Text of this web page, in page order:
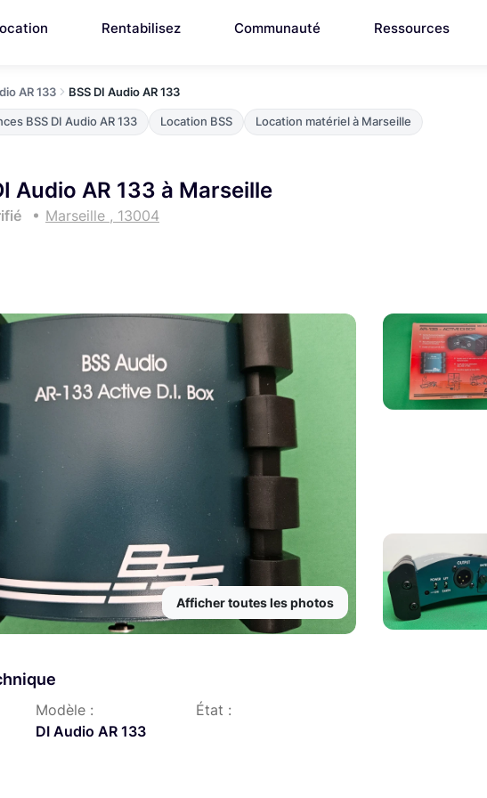
Rentabilisez Communauté Ressources
AR 133 BSS DI Audio AR 133
BSS DI Audio AR 133 Location BSS Location matériel à Marseille
Audio AR 133 à Marseille
Marseille , 13004
Afficher toutes les photos
Modèle :
DI Audio AR 133
État :